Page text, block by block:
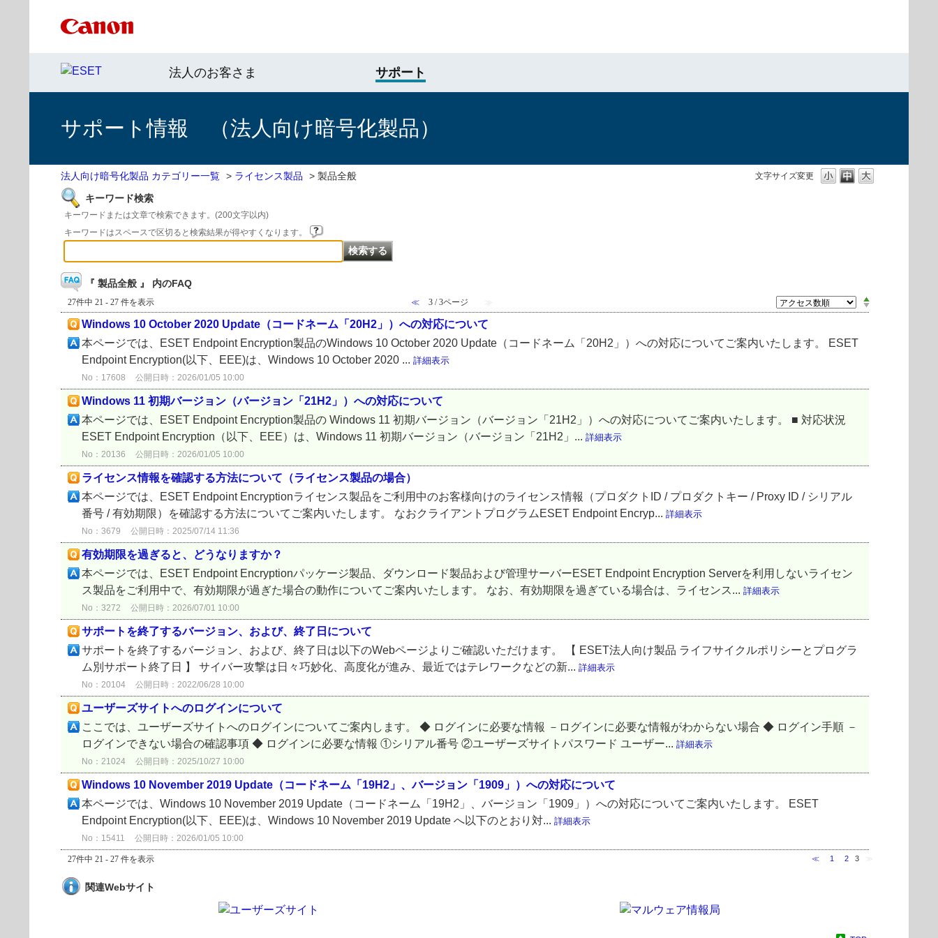
法人のお客さま サポート
サポート情報 （法人向け暗号化製品）
文字サイズ変更
法人向け暗号化製品 カテゴリー一覧 > ライセンス製品 > 製品全般
キーワード検索
キーワードまたは文章で検索できます。(200文字以内)
キーワードはスペースで区切ると検索結果が得やすくなります。
『 製品全般 』 内のFAQ
27件中 21 - 27 件を表示 ≪ 3 / 3ページ ≫
Windows 10 October 2020 Update（コードネーム「20H2」）への対応について
本ページでは、ESET Endpoint Encryption製品のWindows 10 October 2020 Update（コードネーム「20H2」）への対応についてご案内いたします。 ESET
Endpoint Encryption(以下、EEE)は、Windows 10 October 2020 ... 詳細表示
No：17608 公開日時：2026/01/05 10:00
Windows 11 初期バージョン（バージョン「21H2」）への対応について
本ページでは、ESET Endpoint Encryption製品の Windows 11 初期バージョン（バージョン「21H2」）への対応についてご案内いたします。 ■ 対応状況
ESET Endpoint Encryption（以下、EEE）は、Windows 11 初期バージョン（バージョン「21H2」... 詳細表示
No：20136 公開日時：2026/01/05 10:00
ライセンス情報を確認する方法について（ライセンス製品の場合）
本ページでは、ESET Endpoint Encryptionライセンス製品をご利用中のお客様向けのライセンス情報（プロダクトID / プロダクトキー / Proxy ID / シリアル
番号 / 有効期限）を確認する方法についてご案内いたします。 なおクライアントプログラムESET Endpoint Encryp... 詳細表示
No：3679 公開日時：2025/07/14 11:36
有効期限を過ぎると、どうなりますか？
本ページでは、ESET Endpoint Encryptionパッケージ製品、ダウンロード製品および管理サーバーESET Endpoint Encryption Serverを利用しないライセン
ス製品をご利用中で、有効期限が過ぎた場合の動作についてご案内いたします。 なお、有効期限を過ぎている場合は、ライセンス... 詳細表示
No：3272 公開日時：2026/07/01 10:00
サポートを終了するバージョン、および、終了日について
サポートを終了するバージョン、および、終了日は以下のWebページよりご確認いただけます。 【 ESET法人向け製品 ライフサイクルポリシーとプログラ
ム別サポート終了日 】 サイバー攻撃は日々巧妙化、高度化が進み、最近ではテレワークなどの新... 詳細表示
No：20104 公開日時：2022/06/28 10:00
ユーザーズサイトへのログインについて
ここでは、ユーザーズサイトへのログインについてご案内します。 ◆ ログインに必要な情報 －ログインに必要な情報がわからない場合 ◆ ログイン手順 －
ログインできない場合の確認事項 ◆ ログインに必要な情報 ①シリアル番号 ②ユーザーズサイトパスワード ユーザー... 詳細表示
No：21024 公開日時：2025/10/27 10:00
Windows 10 November 2019 Update（コードネーム「19H2」、バージョン「1909」）への対応について
本ページでは、Windows 10 November 2019 Update（コードネーム「19H2」、バージョン「1909」）への対応についてご案内いたします。 ESET
Endpoint Encryption(以下、EEE)は、Windows 10 November 2019 Update へ以下のとおり対... 詳細表示
No：15411 公開日時：2026/01/05 10:00
27件中 21 - 27 件を表示 ≪ 1 2 3
関連Webサイト